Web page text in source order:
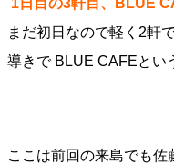
1日目の3軒目、BLUE
まだ初日なので軽く2軒
導きで BLUE CAFEとい
ここは前回の来島でも